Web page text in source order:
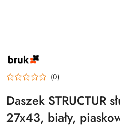
NAZWA
PRODUCENTA:
(0)
Daszek STRUCTUR
27x43, biały,